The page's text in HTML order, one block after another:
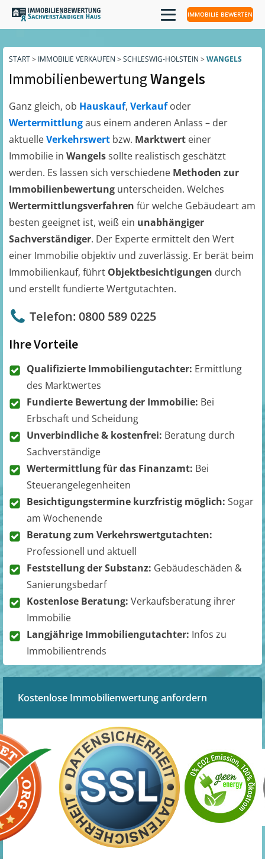
IMMOBILIE BEWERTEN
START> IMMOBILIE VERKAUFEN > SCHLESWIG-HOLSTEIN > WANGELS
ImmobilienbewertungWangels
Ganz gleich, ob Hauskauf, Verkaufoder
Wertermittlungaus einem anderen Anlass – der
aktuelleVerkehrswert bzw. Marktwert einer
Immobilie in Wangelssollte realistisch geschätzt
werden. Es lassen sich verschiedene Methoden zur
Immobilienbewertung unterscheiden. Welches
Wertermittlungsverfahren für welche Gebäudeart am
besten geeignet ist, weiß ein unabhängiger
Sachverständiger. Der Experte ermittelt den Wert
einer Immobilie objektiv und zuverlässig. Er berät beim
Immobilienkauf, führt Objektbesichtigungen durch
und erstellt fundierte Wertgutachten.
Telefon: 0800 589 0225
Ihre Vorteile
Qualifizierte Immobiliengutachter: Ermittlung
des Marktwertes
Fundierte Bewertung der Immobilie: Bei
Erbschaft und Scheidung
Unverbindliche & kostenfrei: Beratung durch
Sachverständige
Wertermittlung für das Finanzamt: Bei
Steuerangelegenheiten
Besichtigungstermine kurzfristig möglich: Sogar
am Wochenende
Beratung zum Verkehrswertgutachten:
Professionell und aktuell
Feststellung der Substanz: Gebäudeschäden &
Sanierungsbedarf
Kostenlose Beratung: Verkaufsberatung ihrer
Immobilie
Langjährige Immobiliengutachter: Infos zu
Immobilientrends
Kostenlose Immobilienwertung anfordern